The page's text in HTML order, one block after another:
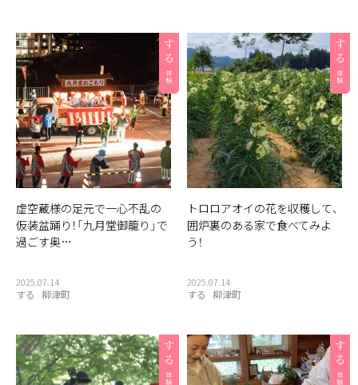
虚空蔵様の足元で一心不乱の
仮装盆踊り！「九月堂御籠り」で
過ごす奥…
2025.07.14
する 柳津町
トロロアオイの花を収穫して、
囲炉裏のある家で食べてみよ
う！
2025.07.14
する 柳津町